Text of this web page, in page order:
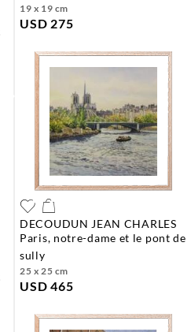
19 x 19 cm
USD 275
DECOUDUN JEAN CHARLES
paris, notre-dame et le pont de
sully
25 x 25 cm
USD 465